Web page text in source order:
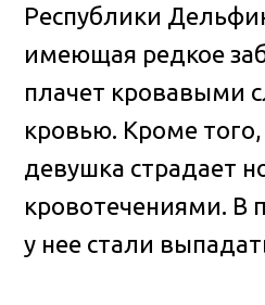
Республики
имеющая редкое
плачет кровавыми
кровью. Кроме
девушка страдает
кровотечениями. В
у нее стали